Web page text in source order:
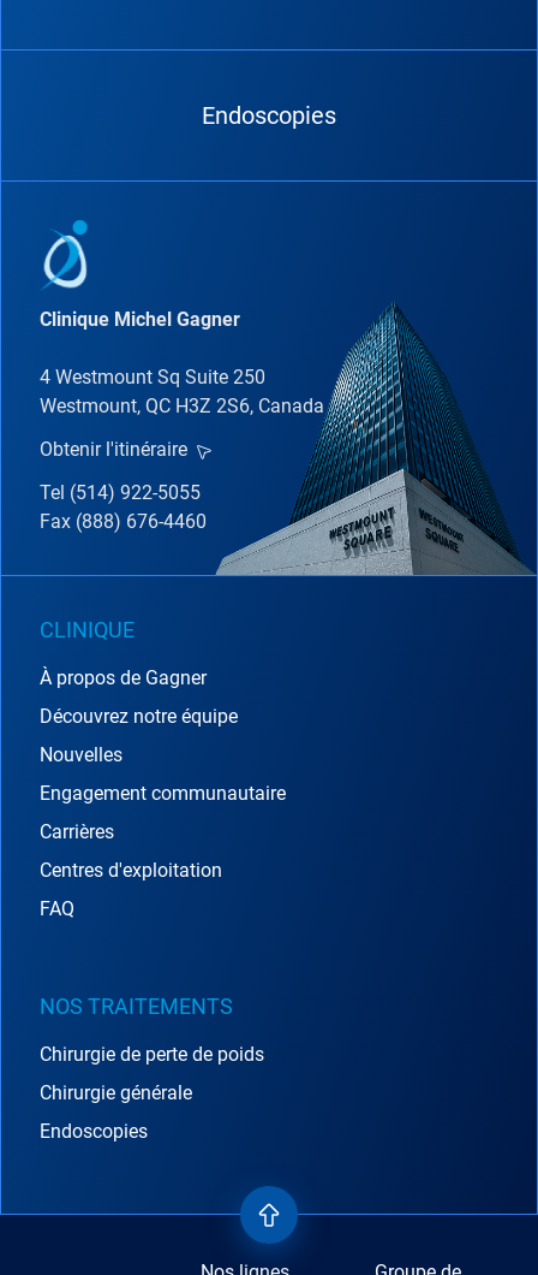
Endoscopies
Clinique Michel Gagner
4 Westmount Sq Suite 250
Westmount, QC H3Z 2S6, Canada
Obtenir l'itinéraire
Tel (514) 922-5055
Fax (888) 676-4460
CLINIQUE
À propos de Gagner
Découvrez notre équipe
Nouvelles
Engagement communautaire
Carrières
Centres d'exploitation
FAQ
NOS TRAITEMENTS
Chirurgie de perte de poids
Chirurgie générale
Endoscopies